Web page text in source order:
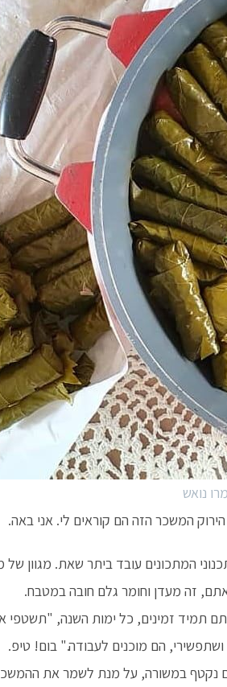
נואש
המשכר הזה הם קוראים לי. אני באה.
המתכונים עובד ביתר שאת. מגוון
זה מעדן וחומר גלם חובה במטבח.
תמיד זמינים, כל ימות השנה, "תשטפי
הם מוכנים לעבודה." בום! טיפ.
נקטף במשורה, על מנת לשמר את